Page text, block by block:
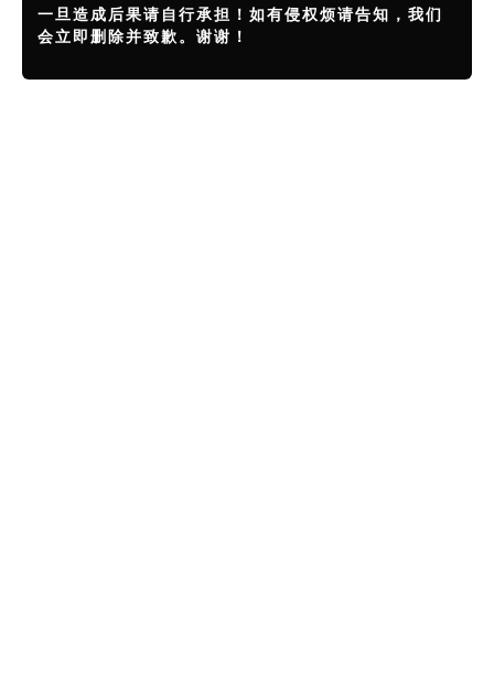
一旦造成后果请自行承担！如有侵权烦请告知，我们
会立即删除并致歉。谢谢！